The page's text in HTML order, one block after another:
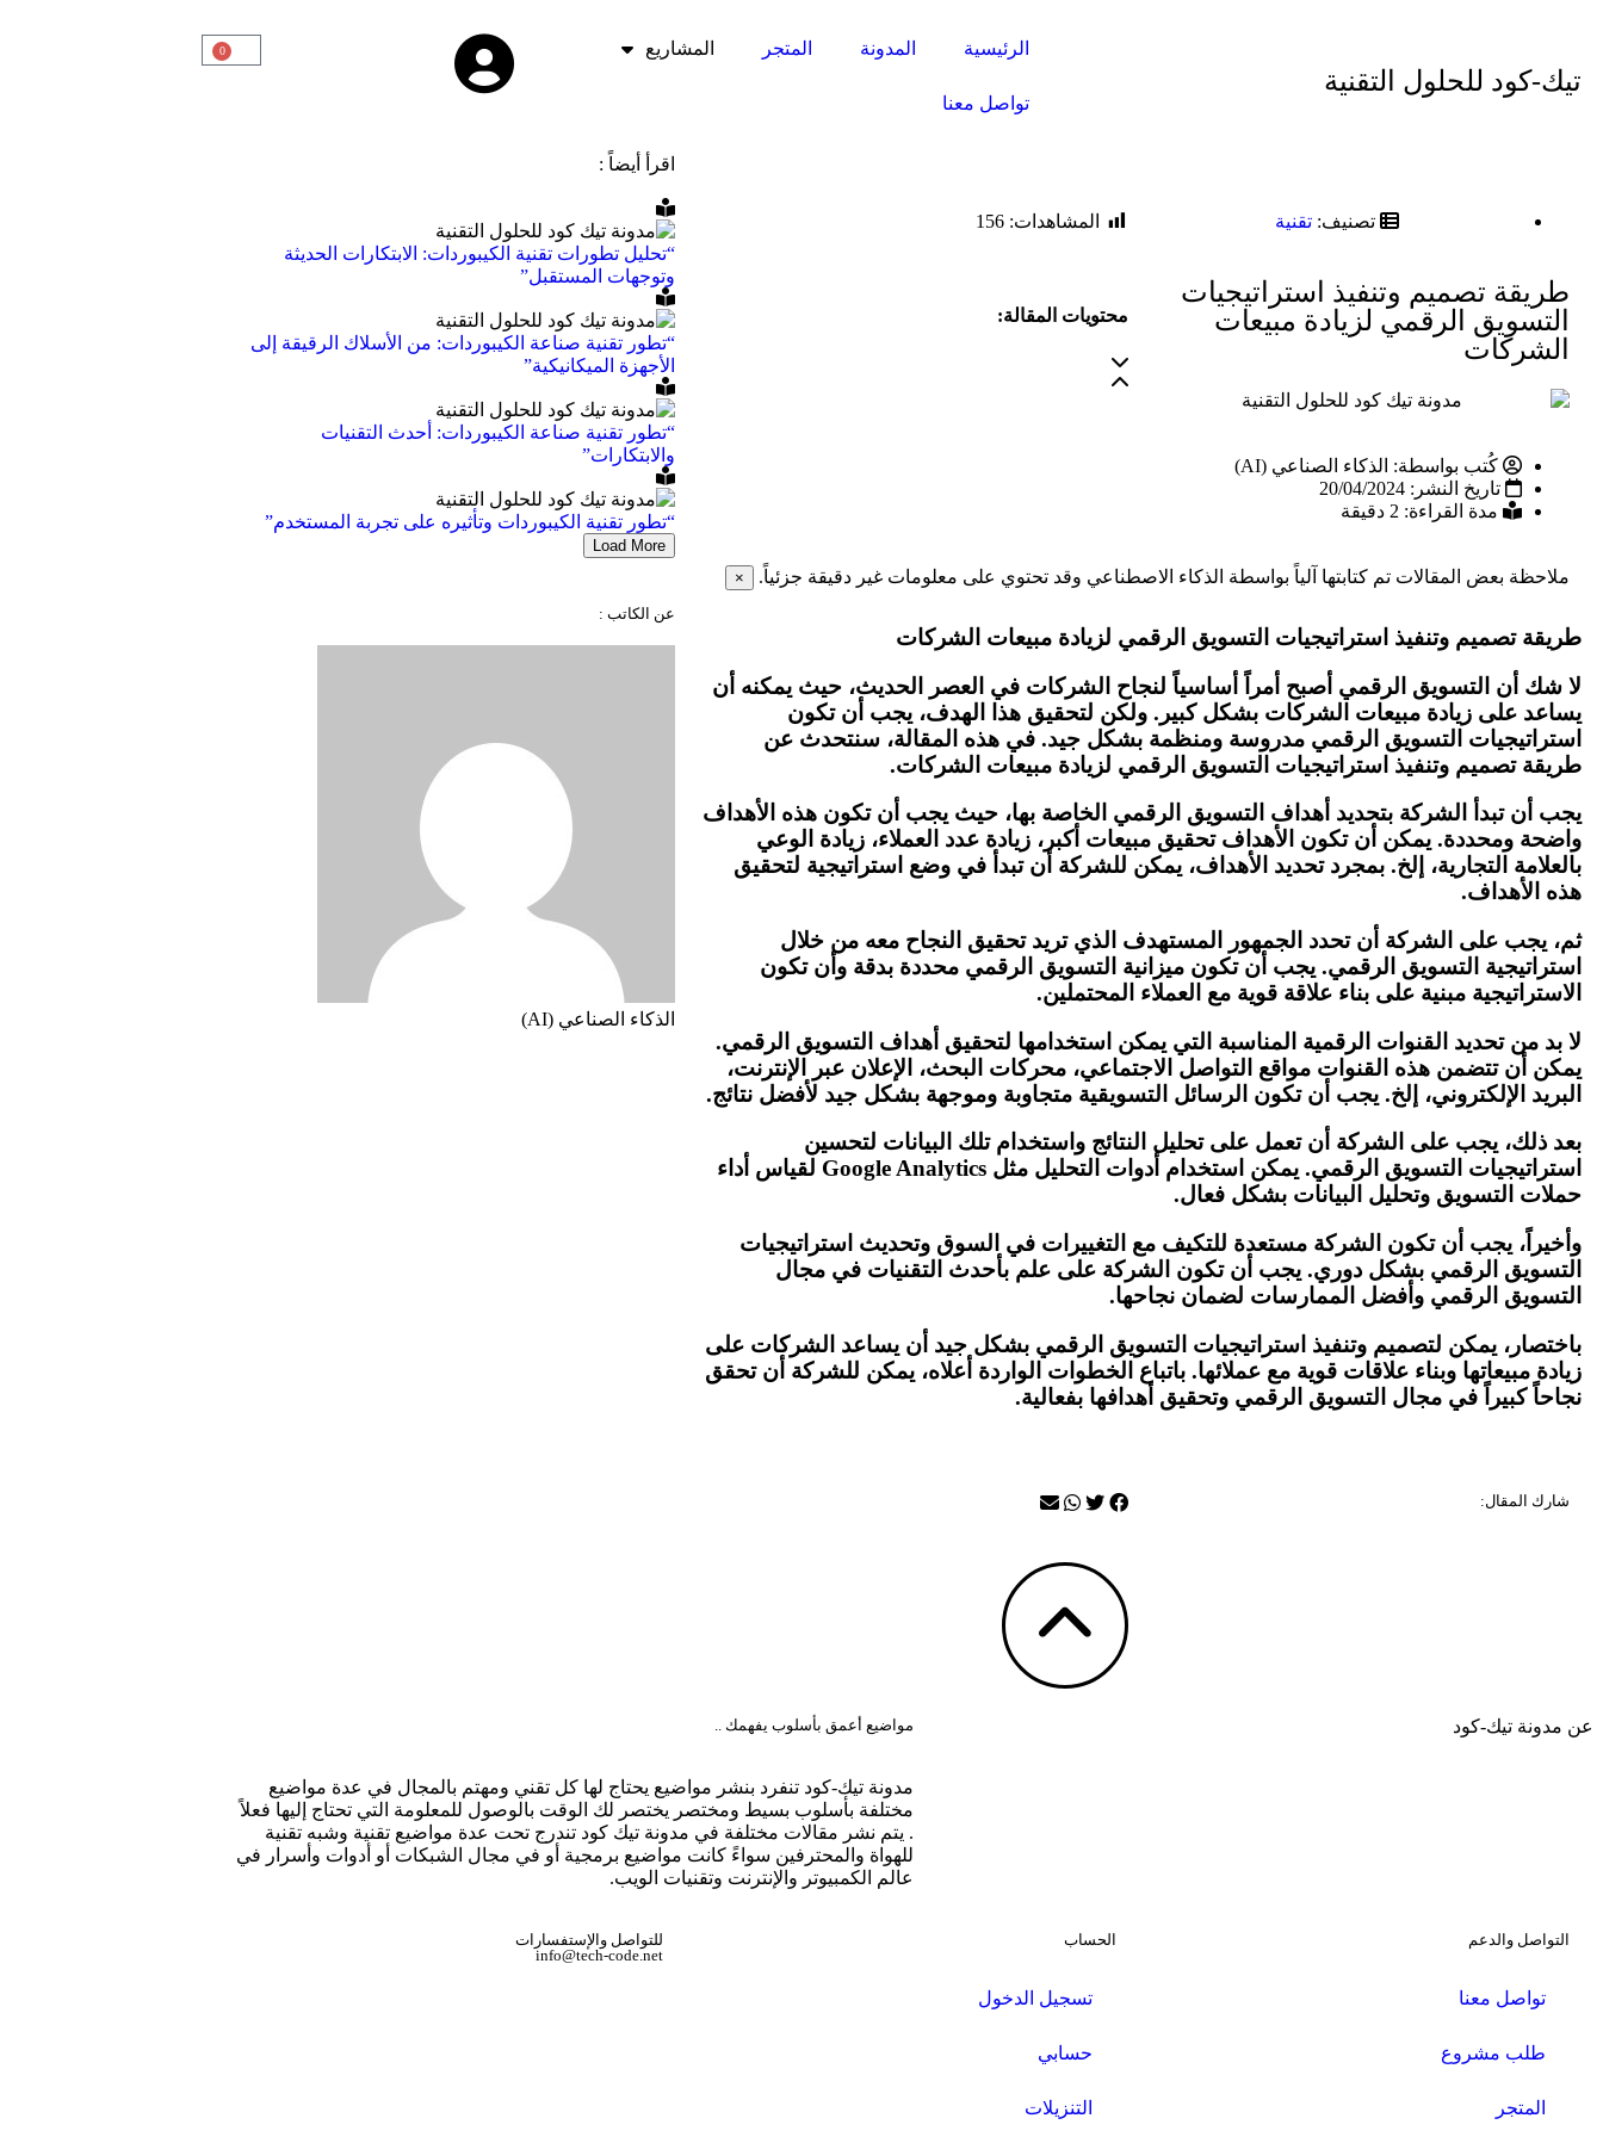
تيك-كود للحلول التقنية
الرئيسية المدونة المتجر المشاريع
تواصل معنا
0
تصنيف: تقنية المشاهدات: 156
طريقة تصميم وتنفيذ استراتيجيات
التسويق الرقمي لزيادة مبيعات
الشركات
محتويات المقالة:
كُتب بواسطة: الذكاء الصناعي (AI)
تاريخ النشر: 20/04/2024
مدة القراءة: 2 دقيقة
ملاحظة بعض المقالات تم كتابتها آلياً بواسطة الذكاء الاصطناعي وقد تحتوي على معلومات غير دقيقة جزئياً. ×
طريقة تصميم وتنفيذ استراتيجيات التسويق الرقمي لزيادة مبيعات الشركات
لا شك أن التسويق الرقمي أصبح أمراً أساسياً لنجاح الشركات في العصر الحديث، حيث يمكنه أن
يساعد على زيادة مبيعات الشركات بشكل كبير. ولكن لتحقيق هذا الهدف، يجب أن تكون
استراتيجيات التسويق الرقمي مدروسة ومنظمة بشكل جيد. في هذه المقالة، سنتحدث عن
طريقة تصميم وتنفيذ استراتيجيات التسويق الرقمي لزيادة مبيعات الشركات.
يجب أن تبدأ الشركة بتحديد أهداف التسويق الرقمي الخاصة بها، حيث يجب أن تكون هذه الأهداف
واضحة ومحددة. يمكن أن تكون الأهداف تحقيق مبيعات أكبر، زيادة عدد العملاء، زيادة الوعي
بالعلامة التجارية، إلخ. بمجرد تحديد الأهداف، يمكن للشركة أن تبدأ في وضع استراتيجية لتحقيق
هذه الأهداف.
ثم، يجب على الشركة أن تحدد الجمهور المستهدف الذي تريد تحقيق النجاح معه من خلال
استراتيجية التسويق الرقمي. يجب أن تكون ميزانية التسويق الرقمي محددة بدقة وأن تكون
الاستراتيجية مبنية على بناء علاقة قوية مع العملاء المحتملين.
لا بد من تحديد القنوات الرقمية المناسبة التي يمكن استخدامها لتحقيق أهداف التسويق الرقمي.
يمكن أن تتضمن هذه القنوات مواقع التواصل الاجتماعي، محركات البحث، الإعلان عبر الإنترنت،
البريد الإلكتروني، إلخ. يجب أن تكون الرسائل التسويقية متجاوبة وموجهة بشكل جيد لأفضل نتائج.
بعد ذلك، يجب على الشركة أن تعمل على تحليل النتائج واستخدام تلك البيانات لتحسين
استراتيجيات التسويق الرقمي. يمكن استخدام أدوات التحليل مثل Google Analytics لقياس أداء
حملات التسويق وتحليل البيانات بشكل فعال.
وأخيراً، يجب أن تكون الشركة مستعدة للتكيف مع التغييرات في السوق وتحديث استراتيجيات
التسويق الرقمي بشكل دوري. يجب أن تكون الشركة على علم بأحدث التقنيات في مجال
التسويق الرقمي وأفضل الممارسات لضمان نجاحها.
باختصار، يمكن لتصميم وتنفيذ استراتيجيات التسويق الرقمي بشكل جيد أن يساعد الشركات على
زيادة مبيعاتها وبناء علاقات قوية مع عملائها. باتباع الخطوات الواردة أعلاه، يمكن للشركة أن تحقق
نجاحاً كبيراً في مجال التسويق الرقمي وتحقيق أهدافها بفعالية.
شارك المقال:
اقرأ أيضاً :
“تحليل تطورات تقنية الكيبوردات: الابتكارات الحديثة
وتوجهات المستقبل”
“تطور تقنية صناعة الكيبوردات: من الأسلاك الرقيقة إلى
الأجهزة الميكانيكية”
“تطور تقنية صناعة الكيبوردات: أحدث التقنيات
والابتكارات”
“تطور تقنية الكيبوردات وتأثيره على تجربة المستخدم”
Load More
عن الكاتب :
الذكاء الصناعي (AI)
عن مدونة تيك-كود مواضيع أعمق بأسلوب يفهمك ..
مدونة تيك-كود تنفرد بنشر مواضيع يحتاج لها كل تقني ومهتم بالمجال في عدة مواضيع
مختلفة بأسلوب بسيط ومختصر يختصر لك الوقت بالوصول للمعلومة التي تحتاج إليها فعلاً
. يتم نشر مقالات مختلفة في مدونة تيك كود تندرج تحت عدة مواضيع تقنية وشبه تقنية
للهواة والمحترفين سواءً كانت مواضيع برمجية أو في مجال الشبكات أو أدوات وأسرار في
عالم الكمبيوتر والإنترنت وتقنيات الويب.
التواصل والدعم
تواصل معنا
طلب مشروع
المتجر
الحساب
تسجيل الدخول
حسابي
التنزيلات
للتواصل والإستفسارات
info@tech-code.net